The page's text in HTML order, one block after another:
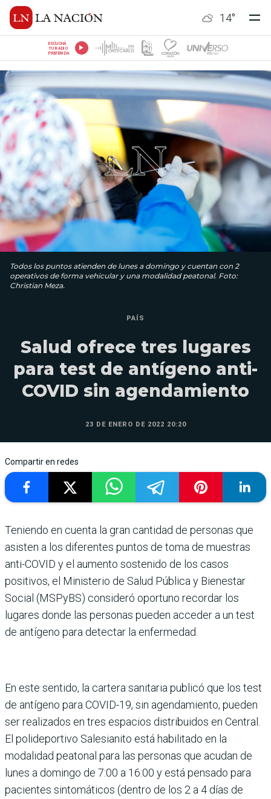
14°
ESCUCHÁ
TU RADIO
PREFERIDA
Todos los puntos atienden de lunes a domingo y cuentan con 2
operativos de forma vehicular y una modalidad peatonal. Foto:
Christian Meza.
PAÍS
Salud ofrece tres lugares
para test de antígeno anti-
COVID sin agendamiento
23 DE ENERO DE 2022 20:20
Compartir en redes
Teniendo en cuenta la gran cantidad de personas que
asisten a los diferentes puntos de toma de muestras
anti-COVID y el aumento sostenido de los casos
positivos, el Ministerio de Salud Pública y Bienestar
Social (MSPyBS) consideró oportuno recordar los
lugares donde las personas pueden acceder a un test
de antígeno para detectar la enfermedad.
En este sentido, la cartera sanitaria publicó que los test
de antígeno para COVID-19, sin agendamiento, pueden
ser realizados en tres espacios distribuidos en Central.
El polideportivo Salesianito está habilitado en la
modalidad peatonal para las personas que acudan de
lunes a domingo de 7:00 a 16:00 y está pensado para
pacientes sintomáticos (dentro de los 2 a 4 días de